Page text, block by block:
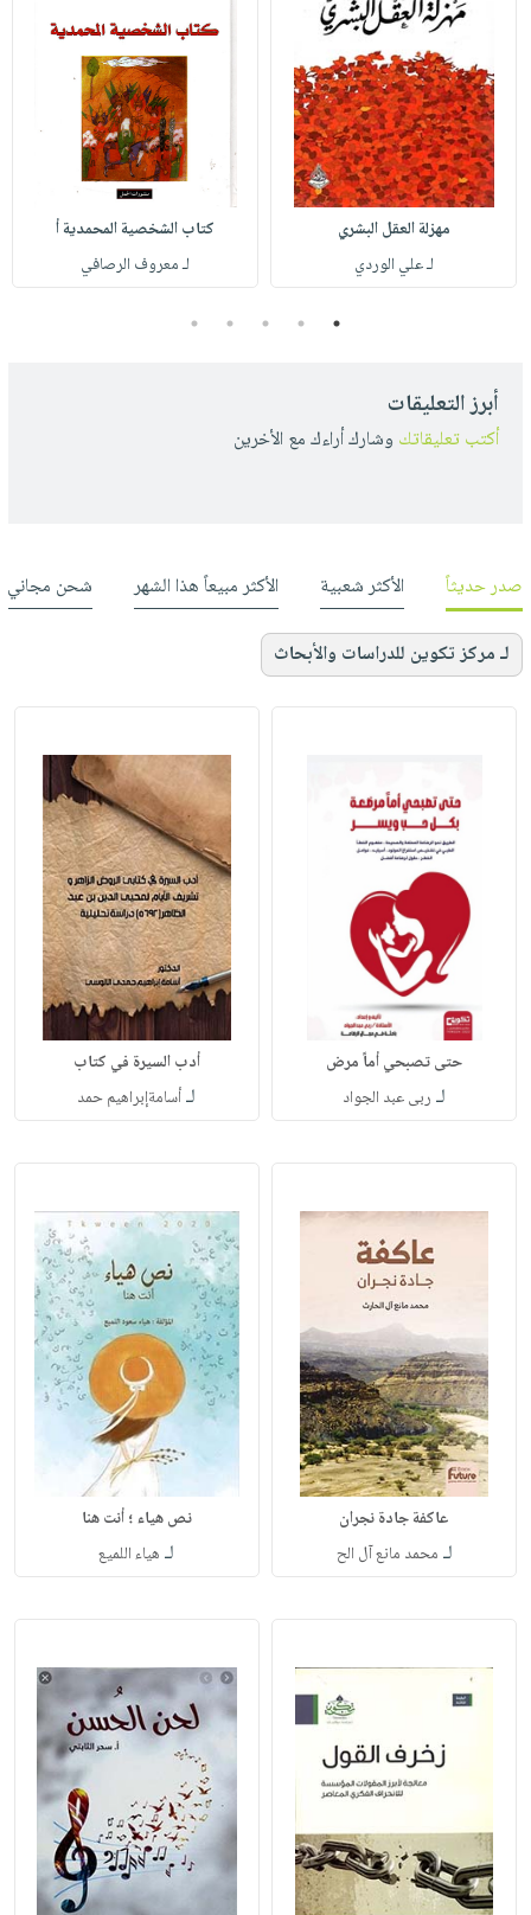
مهزلة العقل البشري
لـ علي الوردي
كتاب الشخصية المحمدية أ
لـ معروف الرصافي
1
2
3
4
5
أبرز التعليقات
أكتب تعليقاتك وشارك أراءك مع الأخرين
صدر حديثاً الأكثر شعبية الأكثر مبيعاً هذا الشهر شحن مجاني
لـ مركز تكوين للدراسات والأبحاث
حتى تصبحي أماً مرض
لـ ربى عبد الجواد
أدب السيرة في كتاب
لـأسامةإبراهيم حمد
عاكفة جادة نجران
لـ محمد مانع آل الح
نص هياء ؛ أنت هنا
لـ هياء اللميع